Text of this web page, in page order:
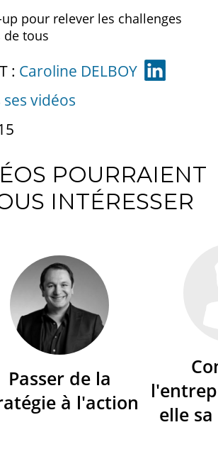
pour relever les challenges
de tous
: Caroline DELBOY
vidéos
POURRAIENT
INTÉRESSER
Passer de la
à l'action
elle